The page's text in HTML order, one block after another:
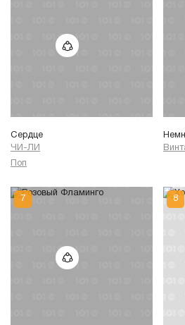
Сердце
ЧИ-ЛИ
Поп